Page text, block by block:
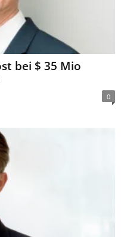
bei $ 35 Mio
0